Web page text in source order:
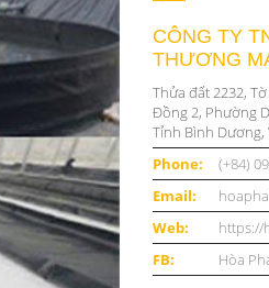
CÔNG TY
THƯƠNG
Thửa đất 2232,
Đồng 2, Phường
Tỉnh Bình Dương,
Phone:
(+84)
Email:
Web:
https://
FB:
Hòa